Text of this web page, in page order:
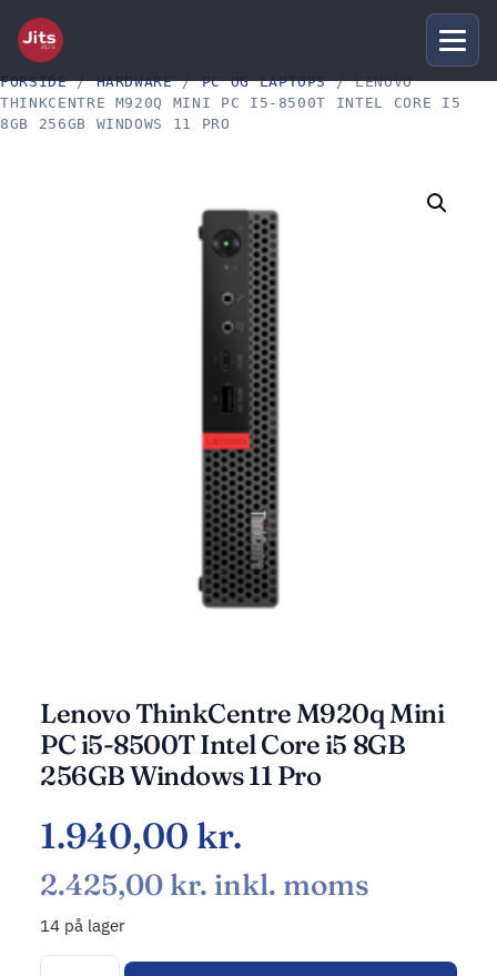
FORSIDE/HARDWARE/PC OG LAPTOPS/ LENOVO
THINKCENTRE M920Q MINI PC I5-8500T INTEL CORE I5
8GB 256GB WINDOWS 11 PRO
Lenovo ThinkCentre M920q Mini
PC i5-8500T Intel Core i5 8GB
256GB Windows 11 Pro
1.940,00 kr.
2.425,00 kr. inkl. moms
14 på lager